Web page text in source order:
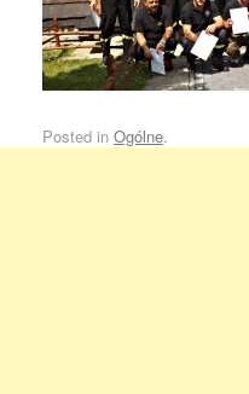
Posted in Ogólne.